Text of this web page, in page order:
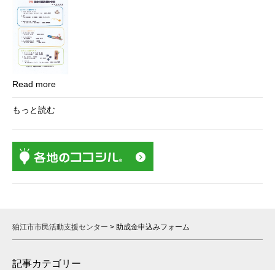
Read more
もっと読む
狛江市市民活動支援センター > 助成金申込みフォーム
記事カテゴリー